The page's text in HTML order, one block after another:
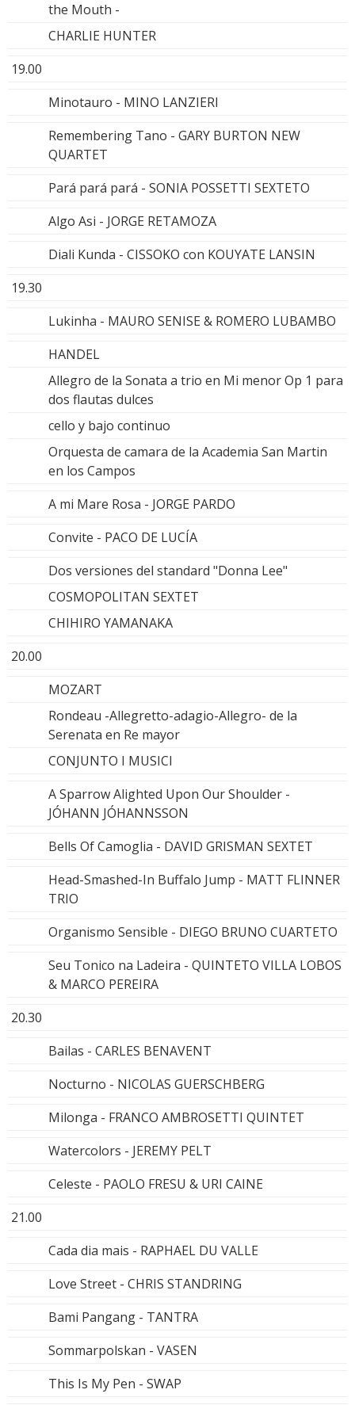
the Mouth -
CHARLIE HUNTER
19.00
Minotauro - MINO LANZIERI
Remembering Tano - GARY BURTON NEW
QUARTET
Pará pará pará - SONIA POSSETTI SEXTETO
Algo Asi - JORGE RETAMOZA
Diali Kunda - CISSOKO con KOUYATE LANSIN
19.30
Lukinha - MAURO SENISE & ROMERO LUBAMBO
HANDEL
Allegro de la Sonata a trio en Mi menor Op 1 para
dos flautas dulces
cello y bajo continuo
Orquesta de camara de la Academia San Martin
en los Campos
A mi Mare Rosa - JORGE PARDO
Convite - PACO DE LUCÍA
Dos versiones del standard "Donna Lee"
COSMOPOLITAN SEXTET
CHIHIRO YAMANAKA
20.00
MOZART
Rondeau -Allegretto-adagio-Allegro- de la
Serenata en Re mayor
CONJUNTO I MUSICI
A Sparrow Alighted Upon Our Shoulder -
JÓHANN JÓHANNSSON
Bells Of Camoglia - DAVID GRISMAN SEXTET
Head-Smashed-In Buffalo Jump - MATT FLINNER
TRIO
Organismo Sensible - DIEGO BRUNO CUARTETO
Seu Tonico na Ladeira - QUINTETO VILLA LOBOS
& MARCO PEREIRA
20.30
Bailas - CARLES BENAVENT
Nocturno - NICOLAS GUERSCHBERG
Milonga - FRANCO AMBROSETTI QUINTET
Watercolors - JEREMY PELT
Celeste - PAOLO FRESU & URI CAINE
21.00
Cada dia mais - RAPHAEL DU VALLE
Love Street - CHRIS STANDRING
Bami Pangang - TANTRA
Sommarpolskan - VASEN
This Is My Pen - SWAP